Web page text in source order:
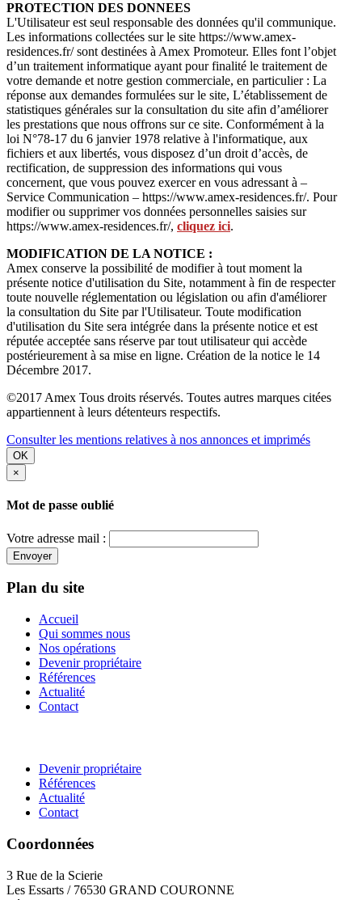
PROTECTION DES DONNEES
L'Utilisateur est seul responsable des données qu'il communique.
Les informations collectées sur le site https://www.amex-
residences.fr/ sont destinées à Amex Promoteur. Elles font l’objet
d’un traitement informatique ayant pour finalité le traitement de
votre demande et notre gestion commerciale, en particulier : La
réponse aux demandes formulées sur le site, L’établissement de
statistiques générales sur la consultation du site afin d’améliorer
les prestations que nous offrons sur ce site. Conformément à la
loi N°78-17 du 6 janvier 1978 relative à l'informatique, aux
fichiers et aux libertés, vous disposez d’un droit d’accès, de
rectification, de suppression des informations qui vous
concernent, que vous pouvez exercer en vous adressant à –
Service Communication – https://www.amex-residences.fr/. Pour
modifier ou supprimer vos données personnelles saisies sur
https://www.amex-residences.fr/, cliquez ici.
MODIFICATION DE LA NOTICE :
Amex conserve la possibilité de modifier à tout moment la
présente notice d'utilisation du Site, notamment à fin de respecter
toute nouvelle réglementation ou législation ou afin d'améliorer
la consultation du Site par l'Utilisateur. Toute modification
d'utilisation du Site sera intégrée dans la présente notice et est
réputée acceptée sans réserve par tout utilisateur qui accède
postérieurement à sa mise en ligne. Création de la notice le 14
Décembre 2017.
©2017 Amex Tous droits réservés. Toutes autres marques citées
appartiennent à leurs détenteurs respectifs.
Consulter les mentions relatives à nos annonces et imprimés
OK
×
Mot de passe oublié
Votre adresse mail :
Envoyer
Plan du site
Accueil
Qui sommes nous
Nos opérations
Devenir propriétaire
Références
Actualité
Contact
Devenir propriétaire
Références
Actualité
Contact
Coordonnées
3 Rue de la Scierie
Les Essarts / 76530 GRAND COURONNE